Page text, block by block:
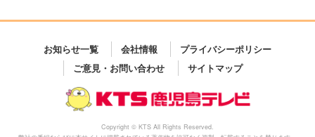
お知らせ一覧 会社情報
プライバシーポリシー
ご意見・お問い合わせ
サイトマップ
Copyright © KTS All Rights Reserved.